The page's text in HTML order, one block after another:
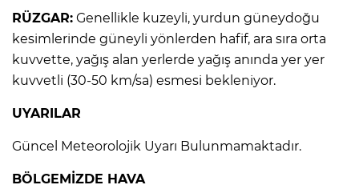
RÜZGAR: Genellikle kuzeyli, yurdun güneydoğu
kesimlerinde güneyli yönlerden hafif, ara sıra orta
kuvvette, yağış alan yerlerde yağış anında yer yer
kuvvetli (30-50 km/sa) esmesi bekleniyor.
UYARILAR
Güncel Meteorolojik Uyarı Bulunmamaktadır.
BÖLGEMİZDE HAVA